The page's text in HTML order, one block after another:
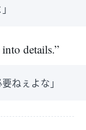
details.”
ねぇよな」